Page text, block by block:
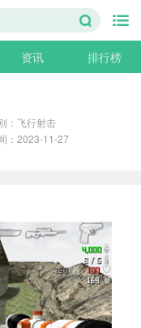
资讯 排行榜
：飞行射击
：2023-11-27